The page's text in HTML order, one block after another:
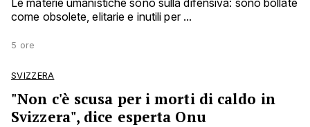
Le materie umanistiche sono sulla difensiva: sono bollate
come obsolete, elitarie e inutili per ...
5 ore
SVIZZERA
"Non c'è scusa per i morti di caldo in
Svizzera", dice esperta Onu